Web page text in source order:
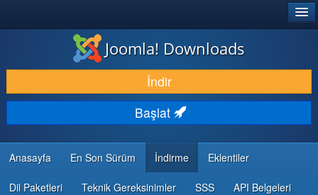
İNDIR & GENIŞLET
KEŞFET & ÖĞREN
TOPLULUK & DESTEK
GELIŞTIRICI KAYNAKLARI
Joomla! Downloads
İndir
Başlat
Anasayfa En Son Sürüm İndirme Eklentiler
Dil Paketleri Teknik Gereksinimler SSS API Belgeleri